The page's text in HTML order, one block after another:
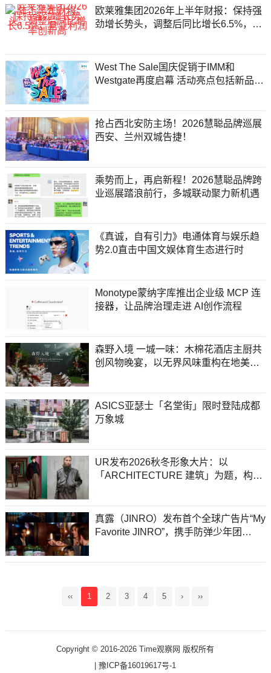
欧莱雅集团2026年上半年财报：保持强
劲增长势头，调整后同比增长6.5%，营
West The Sale国庆促销于IMM和
Westgate再度启幕 活动亮点包括新品牌
抢占西北安防主场！2026慧聪品牌巡展
西安、兰州双城告捷！
乘势而上，再启新程！2026慧聪品牌跨
业巡展踏浪前行，多城联动聚力新机遇
《真诚，自有引力》电通体育与娱乐趋
势2.0直击中国文娱体育生态进行时
Monotype蒙纳字库推出企业级 MCP 连
接器，让品牌治理走进 AI创作流程
森野入境 一城一味：木棉花酒店主厨共
创风物晚宴，以无界风味重构在地美食
ASICS亚瑟士「名堂街」限时登陆成都
万象城
UR发布2026秋冬形象大片：以
「ARCHITECTURE 建筑」为题，构筑
真露（JINRO）发布首个全球广告片“My
Favorite JINRO”，携手防弹少年团
‹‹ 1 2 3 4 5 › ››
Copyright © 2016-2026 Time观察网 版权所有
|豫ICP备16019617号-1